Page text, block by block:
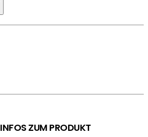
INFOS ZUM PRODUKT